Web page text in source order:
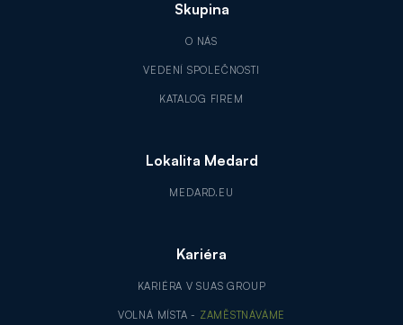
Skupina
O NÁS
VEDENÍ SPOLEČNOSTI
KATALOG FIREM
Lokalita Medard
MEDARD.EU
Kariéra
KARIÉRA V SUAS GROUP
VOLNÁ MÍSTA - ZAMĚSTNÁVÁME